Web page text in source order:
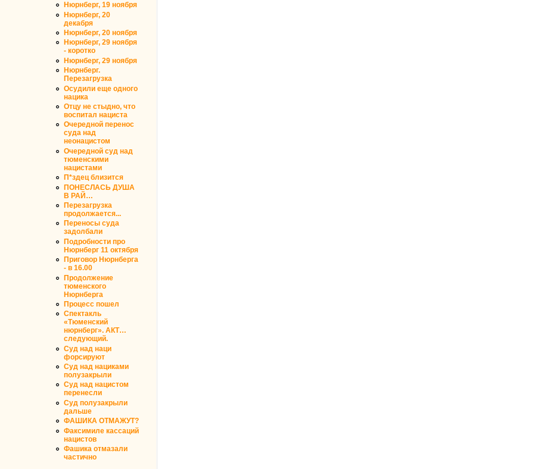
Нюрнберг, 19 ноября
Нюрнберг, 20
декабря
Нюрнберг, 20 ноября
Нюрнберг, 29 ноября
- коротко
Нюрнберг, 29 ноября
Нюрнберг.
Перезагрузка
Осудили еще одного
нацика
Отцу не стыдно, что
воспитал нациста
Очередной перенос
суда над
неонацистом
Очередной суд над
тюменскими
нацистами
П*здец близится
ПОНЕСЛАСЬ ДУША
В РАЙ…
Перезагрузка
продолжается...
Переносы суда
задолбали
Подробности про
Нюрнберг 11 октября
Приговор Нюрнберга
- в 16.00
Продолжение
тюменского
Нюрнберга
Процесс пошел
Спектакль
«Тюменский
нюрнберг». АКТ…
следующий.
Суд над наци
форсируют
Суд над нациками
полузакрыли
Суд над нацистом
перенесли
Суд полузакрыли
дальше
ФАШИКА ОТМАЖУТ?
Факсимиле кассаций
нацистов
Фашика отмазали
частично